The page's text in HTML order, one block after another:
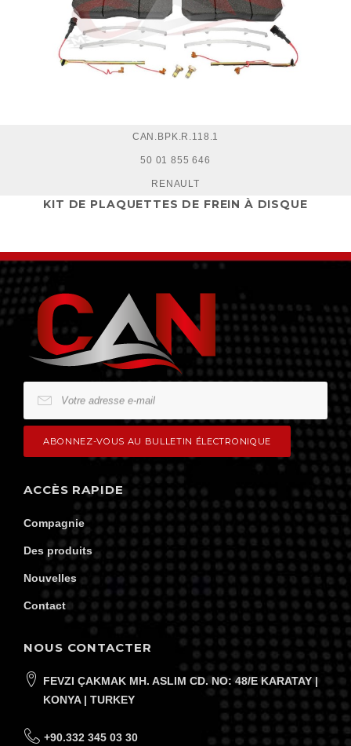
CAN.BPK.R.118.1
50 01 855 646
RENAULT
KIT DE PLAQUETTES DE FREIN À DISQUE
ACCÈS RAPIDE
Compagnie
Des produits
Nouvelles
Contact
NOUS CONTACTER
FEVZI ÇAKMAK MH. ASLIM CD. NO: 48/E KARATAY |
KONYA | TURKEY
+90.332 345 03 30